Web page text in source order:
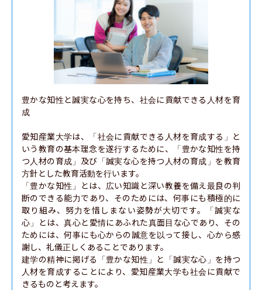
豊かな知性と誠実な心を持ち、社会に貢献できる人材を育
成
愛知産業大学は、「社会に貢献できる人材を育成する」と
いう教育の基本理念を遂行するために、「豊かな知性を持
つ人材の育成」及び「誠実な心を持つ人材の育成」を教育
方針とした教育活動を行います。
「豊かな知性」とは、広い知識と深い教養を備え最良の判
断のできる能力であり、そのためには、何事にも積極的に
取り組み、努力を惜しまない姿勢が大切です。「誠実な
心」とは、真心と愛情にあふれた真面目な心であり、その
ためには、何事にも心からの誠意を以って接し、心から感
謝し、礼儀正しくあることであります。
建学の精神に掲げる「豊かな知性」と「誠実な心」を持つ
人材を育成することにより、愛知産業大学も社会に貢献で
きるものと考えます。